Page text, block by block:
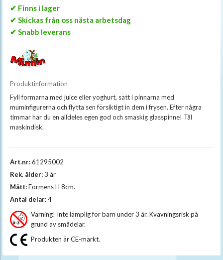
✔ Finns i lager
✔ Skickas från oss nästa arbetsdag
✔ Snabb leverans
Produktinformation
Fyll formarna med juice eller yoghurt, sätt i pinnarna med
muminfigurerna och flytta sen försiktigt in dem i frysen. Efter några
timmar har du en alldeles egen god och smaskig glasspinne! Tål
maskindisk.
Art.nr:61295002
Rek. ålder:3 år
Mått:Formens H 8cm.
Antal delar:4
Varning! Inte lämplig för barn under 3 år. Kvävningsrisk på
grund av smådelar.
Produkten är CE-märkt.